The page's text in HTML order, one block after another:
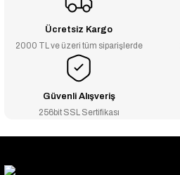
Ücretsiz Kargo
2000 TL ve üzeri tüm siparişlerde
Güvenli Alışveriş
256bit SSL Sertifikası